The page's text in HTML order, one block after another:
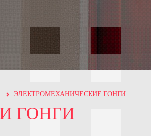
ЭЛЕКТРОМЕХАНИЧЕСКИЕ ГОНГИ
ГОНГИ